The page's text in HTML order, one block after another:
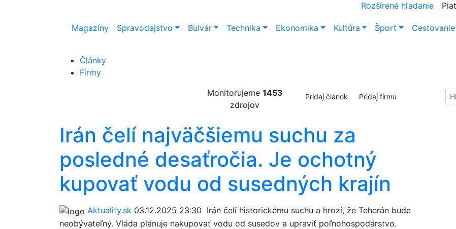
Rozšírené hľadanie
Magazíny Spravodajstvo Bulvár Technika Ekonomika Kultúra Šport Cestovanie
Články
Firmy
Monitorujeme 1453
zdrojov
Pridaj článok Pridaj firmu
Irán čelí najväčšiemu suchu za
posledné desaťročia. Je ochotný
kupovať vodu od susedných krajín
Aktuality.sk 03.12.2025 23:30 Irán čelí historickému suchu a hrozí, že Teherán bude
neobývateľný. Vláda plánuje nakupovať vodu od susedov a upraviť poľnohospodárstvo.